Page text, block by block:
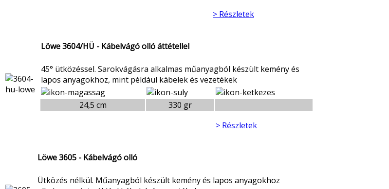
> Részletek
Löwe 3604/HÜ - Kábelvágó olló áttétellel
45° ütközéssel. Sarokvágásra alkalmas műanyagból készült kemény és
lapos anyagokhoz, mint például kábelek és vezetékek
24,5 cm
330 gr
> Részletek
Löwe 3605 - Kábelvágó olló
Ütközés nélkül. Műanyagból készült kemény és lapos anyagokhoz